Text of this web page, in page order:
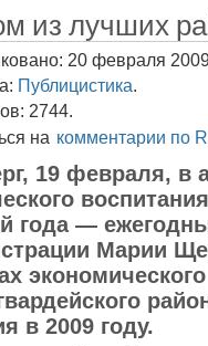
из лучших
20 февраля
Публицистика.
2744.
на комментарии по
19 февраля, в
года —
Марии
в 2009 году.